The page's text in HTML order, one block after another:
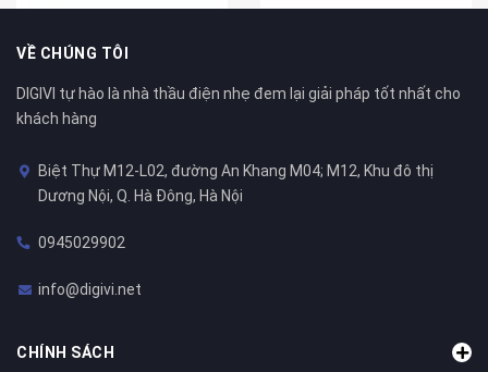
VỀ CHÚNG TÔI
DIGIVI tự hào là nhà thầu điện nhẹ đem lại giải pháp tốt nhất cho
khách hàng
Biệt Thự M12-L02, đường An Khang M04; M12, Khu đô thị
Dương Nội, Q. Hà Đông, Hà Nội
0945029902
info@digivi.net
CHÍNH SÁCH